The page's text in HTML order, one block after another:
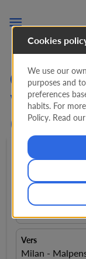

Vols de
(CLO -
Aller-retour
De
Vers
Milan -
Cookies
We use our
purposes and
preferences
habits. For
Policy. Read